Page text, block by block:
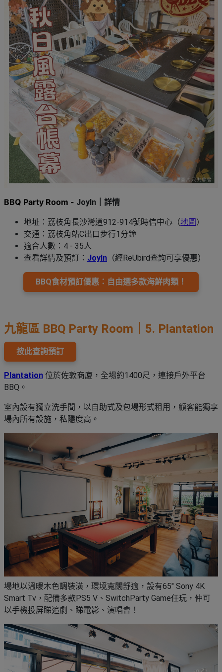
BBQ Party Room - JoyIn｜詳情
地址：荔枝角長沙灣道912-914號時信中心（地圖）
交通：荔枝角站C出口步行1分鐘
適合人數：4 - 35人
查看詳情及預訂： JoyIn （經ReUbird查詢可享優惠）
BBQ食材預訂優惠：自由選多款海鮮肉類！
九龍區 BBQ Party Room｜5. Plantation
按此查詢預訂
Plantation 位於佐敦商廈，全場約1400尺，連接戶外平台
BBQ。
室內設有獨立洗手間，以自助式及包場形式租用，顧客能獨享
場內所有設施，私隱度高。
場地以溫暖木色調裝潢，環境寬闊舒適，設有65″ Sony 4K
Smart Tv，配備多款PS5 V、SwitchParty Game任玩，仲可
以手機投屏睇追劇、睇電影、演唱會！